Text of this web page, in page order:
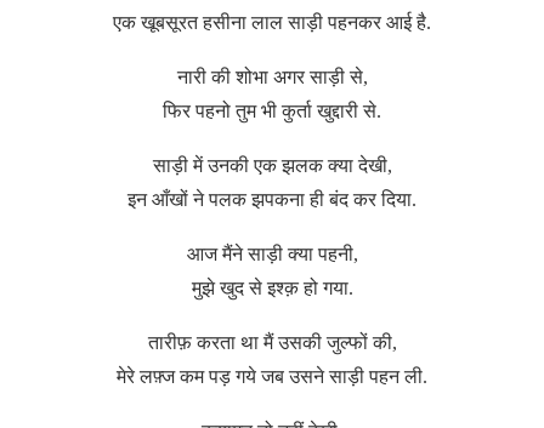
एक खूबसूरत हसीना लाल साड़ी पहनकर आई है.
नारी की शोभा अगर साड़ी से,
फिर पहनो तुम भी कुर्ता खुद्दारी से.
साड़ी में उनकी एक झलक क्या देखी,
इन आँखों ने पलक झपकना ही बंद कर दिया.
आज मैंने साड़ी क्या पहनी,
मुझे खुद से इश्क़ हो गया.
तारीफ़ करता था मैं उसकी जुल्फों की,
मेरे लफ़्ज कम पड़ गये जब उसने साड़ी पहन ली.